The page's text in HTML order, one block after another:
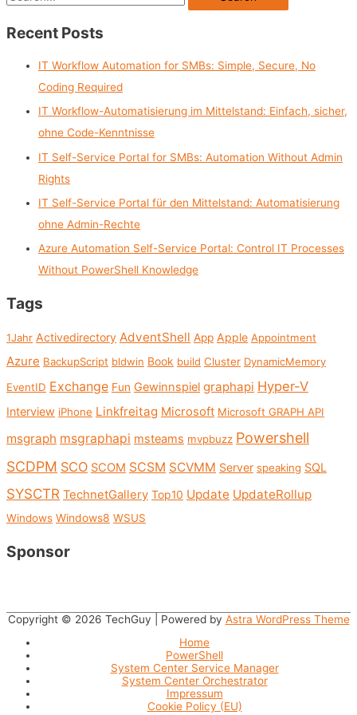
a
Recent Posts
IT Workflow Automation for SMBs: Simple, Secure, No
Coding Required
IT Workflow-Automatisierung im Mittelstand: Einfach, sicher,
ohne Code-Kenntnisse
IT Self-Service Portal for SMBs: Automation Without Admin
Rights
IT Self-Service Portal für den Mittelstand: Automatisierung
ohne Admin-Rechte
Azure Automation Self-Service Portal: Control IT Processes
Without PowerShell Knowledge
Tags
1Jahr Activedirectory AdventShell App Apple Appointment
Azure BackupScript bldwin Book build Cluster DynamicMemory
EventID Exchange Fun Gewinnspiel graphapi Hyper-V
Interview iPhone Linkfreitag Microsoft Microsoft GRAPH API
msgraph msgraphapi msteams mvpbuzz Powershell
SCDPM SCO SCOM SCSM SCVMM Server speaking SQL
SYSCTR TechnetGallery Top10 Update UpdateRollup
Windows Windows8 WSUS
Sponsor
Copyright © 2026 TechGuy | Powered by Astra WordPress Theme
Home
PowerShell
System Center Service Manager
System Center Orchestrator
Impressum
Cookie Policy (EU)